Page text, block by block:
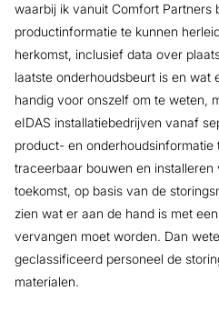
waarbij ik vanuit Comfort Partners
productinformatie te kunnen
herkomst, inclusief data over
laatste onderhoudsbeurt is en wat
handig voor onszelf om te weten,
eIDAS installatiebedrijven vanaf
product- en onderhoudsinformatie
traceerbaar bouwen en
toekomst, op basis van de
zien wat er aan de hand is met
vervangen moet worden. Dan
geclassificeerd personeel de
materialen.